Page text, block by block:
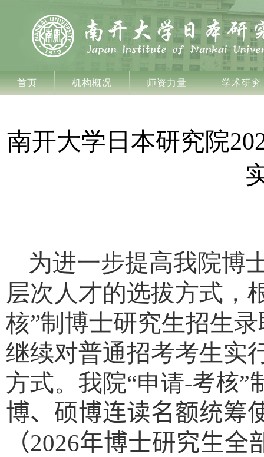
首页 机构概况 师资力量 学术研究
南开大学日本研究院
为进一步提高我院博
层次人才的选拔方式，
核”制博士研究生招生
继续对普通招考考生实
方式。我院“申请-考核”
博、硕博连读名额统筹
（2026年博士研究生